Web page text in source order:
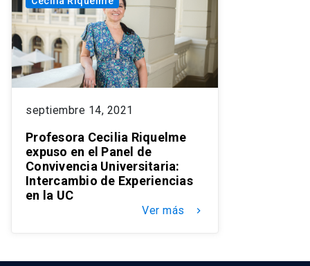
septiembre 14, 2021
Profesora Cecilia Riquelme
expuso en el Panel de
Convivencia Universitaria:
Intercambio de Experiencias
en la UC
Ver más keyboard_arrow_right